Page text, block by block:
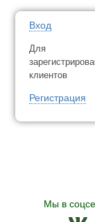
Вход
Для
клиентов
Регистрация
Мы в